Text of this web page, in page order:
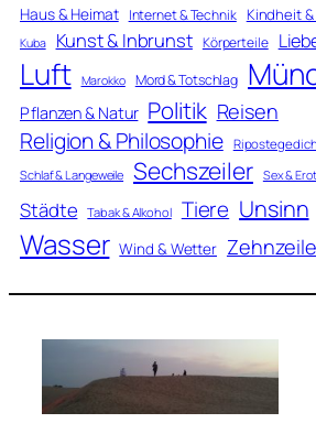
Haus & Heimat Internet & Technik Kindheit
Kuba Kunst & Inbrunst Körperteile
Luft Marokko Mord & Totschlag
Pflanzen & Natur Politik Reisen
Religion & Philosophie
Schlaf & Langeweile Sechszeiler Sex &
Städte Tabak & Alkohol Tiere Unsinn
Wasser Wind & Wetter